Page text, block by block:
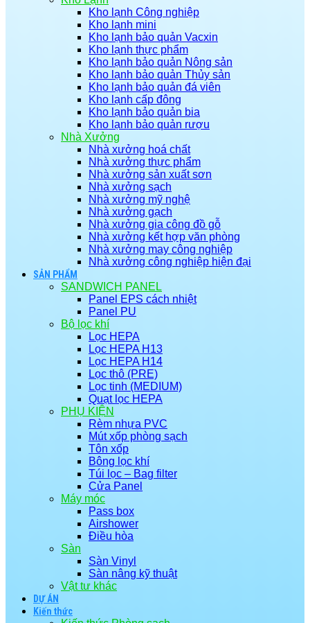
Kho lạnh Công nghiệp
Kho lạnh mini
Kho lạnh bảo quản Vacxin
Kho lạnh thực phẩm
Kho lạnh bảo quản Nông sản
Kho lạnh bảo quản Thủy sản
Kho lạnh bảo quản đá viên
Kho lạnh cấp đông
Kho lạnh bảo quản bia
Kho lạnh bảo quản rượu
Nhà Xưởng
Nhà xưởng hoá chất
Nhà xưởng thực phẩm
Nhà xưởng sản xuất sơn
Nhà xưởng sạch
Nhà xưởng mỹ nghệ
Nhà xưởng gạch
Nhà xưởng gia công đồ gỗ
Nhà xưởng kết hợp văn phòng
Nhà xưởng may công nghiệp
Nhà xưởng công nghiệp hiện đại
SẢN PHẨM
SANDWICH PANEL
Panel EPS cách nhiệt
Panel PU
Bộ lọc khí
Lọc HEPA
Lọc HEPA H13
Lọc HEPA H14
Lọc thô (PRE)
Lọc tinh (MEDIUM)
Quạt lọc HEPA
PHỤ KIỆN
Rèm nhựa PVC
Mút xốp phòng sạch
Tôn xốp
Bông lọc khí
Túi lọc – Bag filter
Cửa Panel
Máy móc
Pass box
Airshower
Điều hòa
Sàn
Sàn Vinyl
Sàn nâng kỹ thuật
Vật tư khác
DỰ ÁN
Kiến thức